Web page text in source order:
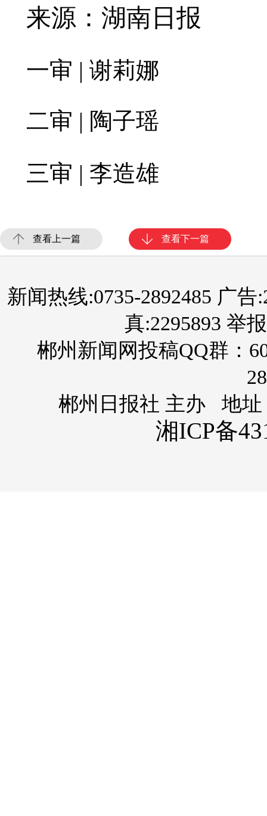
来源：湖南日报
一审 | 谢莉娜
二审 | 陶子瑶
三审 | 李造雄
查看上一篇 查看下一篇
新闻热线:0735-2892485 广告
真:2295893 举
郴州新闻网投稿QQ群：
郴州日报社 主办 地址
湘ICP备